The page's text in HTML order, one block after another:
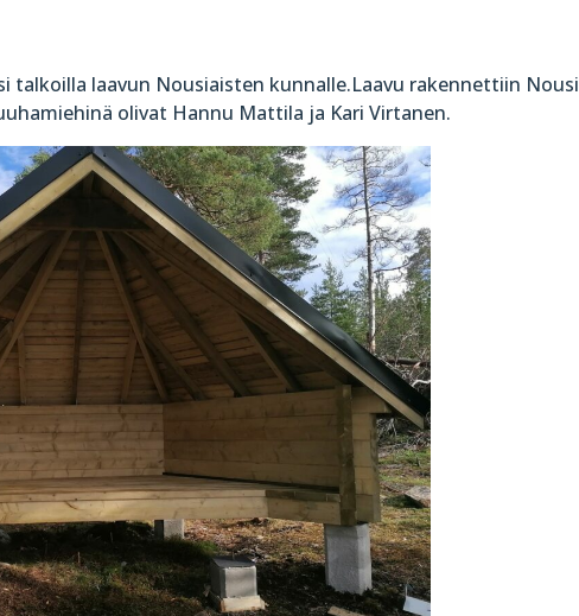
talkoilla laavun Nousiaisten kunnalle.Laavu rakennettiin
olivat Hannu Mattila ja Kari Virtanen.